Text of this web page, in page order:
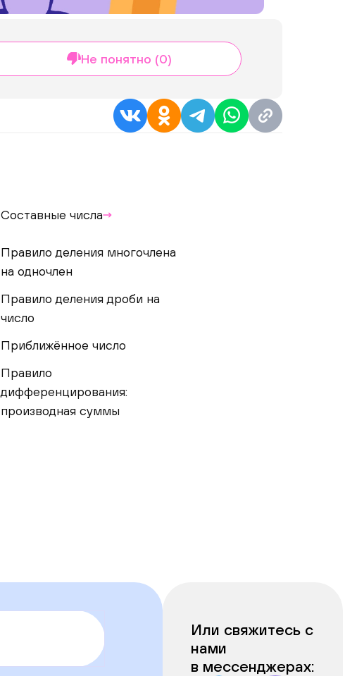
Не понятно (0)
Составные числа
Правило деления многочлена
на одночлен
Правило деления дроби на
число
Приближённое число
Правило
дифференцирования:
производная суммы
Или свяжитесь с
нами
в мессенджерах: